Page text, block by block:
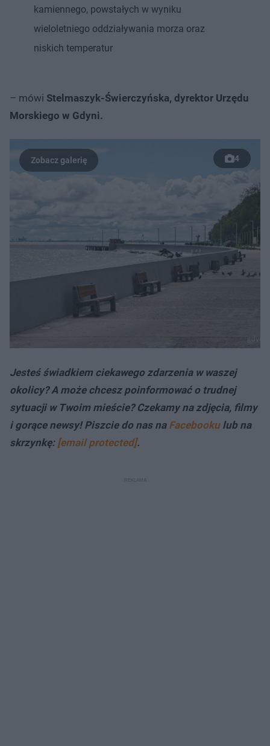
kamiennego, powstałych w wyniku
wieloletniego oddziaływania morza oraz
niskich temperatur
– mówi Stelmaszyk-Świerczyńska, dyrektor Urzędu
Morskiego w Gdyni.
4
Jesteś świadkiem ciekawego zdarzenia w waszej
okolicy? A może chcesz poinformować o trudnej
sytuacji w Twoim mieście? Czekamy na zdjęcia, filmy
i gorące newsy! Piszcie do nas na Facebookulub na
skrzynkę: [email protected].